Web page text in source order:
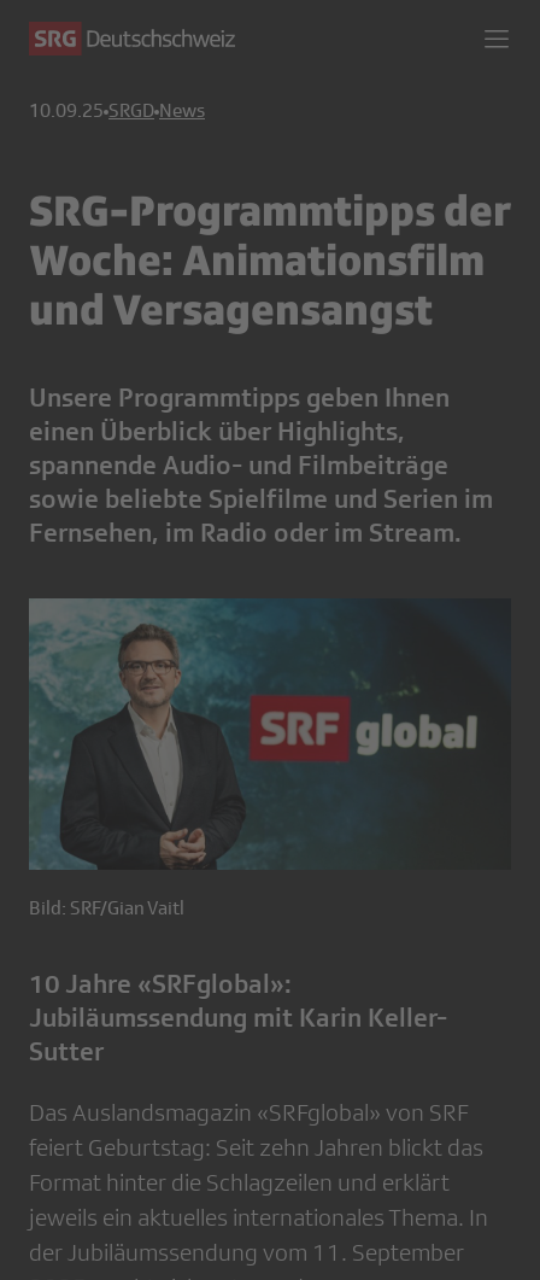
10.09.25 SRGD News
SRG-Programmtipps der
Woche: Animationsfilm
und Versagensangst
Unsere Programmtipps geben Ihnen
einen Überblick über Highlights,
spannende Audio- und Filmbeiträge
sowie beliebte Spielfilme und Serien im
Fernsehen, im Radio oder im Stream.
Bild: SRF/Gian Vaitl
10 Jahre «SRFglobal»:
Jubiläumssendung mit Karin Keller-
Sutter
Das Auslandsmagazin «SRFglobal» von SRF
feiert Geburtstag: Seit zehn Jahren blickt das
Format hinter die Schlagzeilen und erklärt
jeweils ein aktuelles internationales Thema. In
der Jubiläumssendung vom 11. September